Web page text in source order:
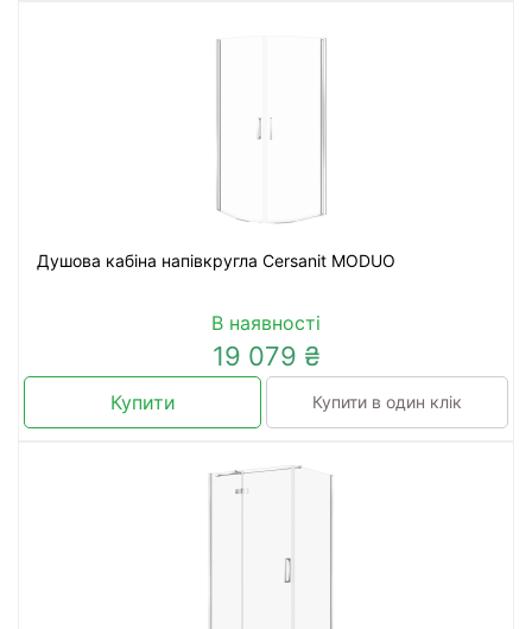
Душова кабіна напівкругла Cersanit MODUO
В наявності
19 079 ₴
Купити Купити в один клік